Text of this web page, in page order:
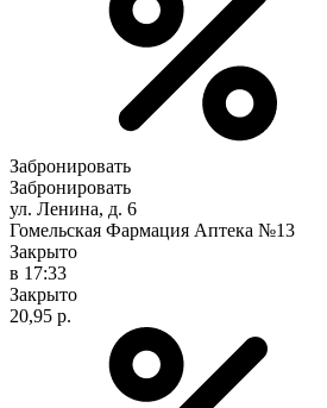
Забронировать
Забронировать
ул. Ленина, д. 6
Гомельская Фармация Аптека №13
Закрыто
в 17:33
Закрыто
20,95 р.